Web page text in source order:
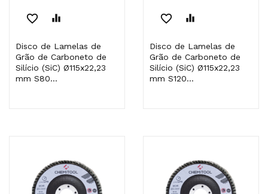
favorite_border equalizer
Disco de Lamelas de
Grão de Carboneto de
Silício (SiC) Ø115x22,23
mm S80...
favorite_border equalizer
Disco de Lamelas de
Grão de Carboneto de
Silício (SiC) Ø115x22,23
mm S120...